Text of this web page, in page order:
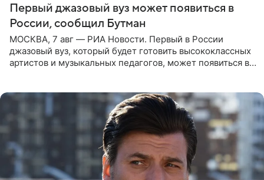
Первый джазовый вуз может появиться в
России, сообщил Бутман
МОСКВА, 7 авг — РИА Новости. Первый в России
джазовый вуз, который будет готовить высококлассных
артистов и музыкальных педагогов, может появиться в